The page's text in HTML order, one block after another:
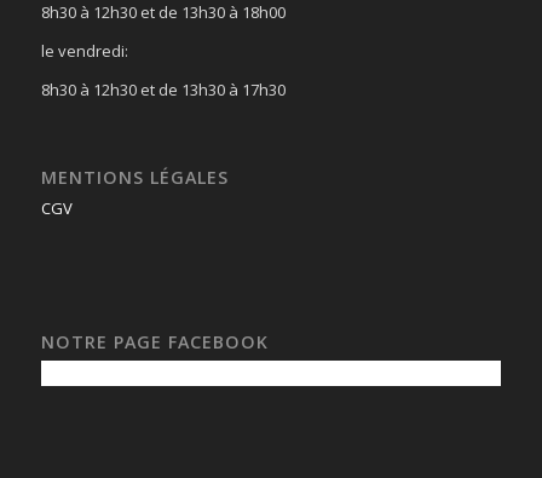
8h30 à 12h30 et de 13h30 à 18h00
le vendredi:
8h30 à 12h30 et de 13h30 à 17h30
MENTIONS LÉGALES
CGV
NOTRE PAGE FACEBOOK